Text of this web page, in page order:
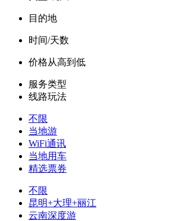
目的地
时间/天数
价格从高到低
服务类型
线路玩法
不限
当地游
WiFi通讯
当地用车
精选票券
不限
昆明+大理+丽江
云南深度游